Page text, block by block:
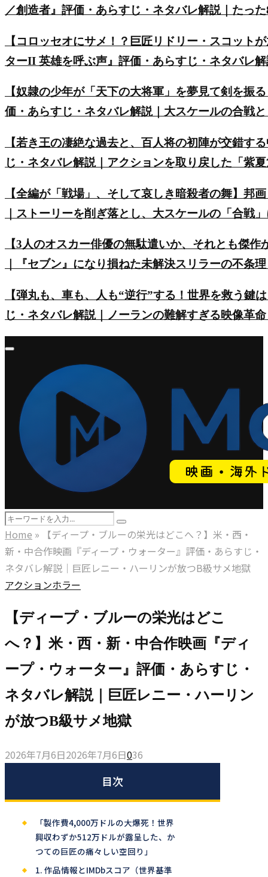
／創造者』評価・あらすじ・ネタバレ解説｜たっ
【コロッセオにサメ！？巨匠リドリー・スコット
ターII 英雄を呼ぶ声』評価・あらすじ・ネタバレ
【奴隷の少年が「天下の大将軍」を夢見て剣を振
価・あらすじ・ネタバレ解説｜大スケールの合戦
【若き王の凄絶な過去と、百人将の初陣が交錯す
じ・ネタバレ解説｜アクションを取り戻した「紫
【全編が「戦場」、そして哀しき暗殺者の舞】邦
｜ストーリーを削ぎ落とし、大スケールの「合戦
【3人のオスカー俳優の無駄遣いか、それとも傑
｜『セブン』になり損ねた未解決スリラーの不条
【弾丸も、車も、人も“逆行”する！世界を救う
じ・ネタバレ解説｜ノーランの難解すぎる映像革
Primary
Search
for:
Search
Home »
【ディープ・ブルーの栄光はどこへ？】米・西・
新・中合作映画『ディープ・ウォーター』評価・あらすじ・
ネタバレ解説｜巨匠レニー・ハーリンが放つB級サメ地獄
アクションホラー
【ディープ・ブルーの栄光はどこ
へ？】米・西・新・中合作映画『ディ
ープ・ウォーター』評価・あらすじ・
ネタバレ解説｜巨匠レニー・ハーリン
が放つB級サメ地獄
2026年7月6日2026年7月6日036
目次
「製作費4,000万ドルの大爆死！世界
興収わずか512万ドルが露呈した、か
つての巨匠の痛々しい空回り」
1. 作品情報とIMDbスコア（世界基準